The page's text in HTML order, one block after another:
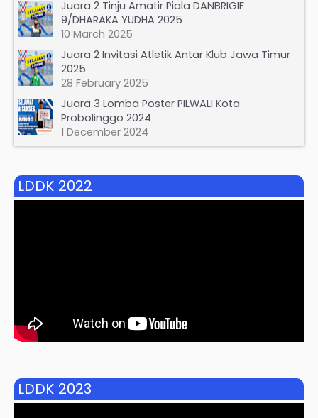
Juara 2 Tinju Amatir Piala DANBRIGIF
9/DHARAKA YUDHA 2025
10 March 2025
Juara 2 Invitasi Atletik Antar Klub Jawa Timur
2025
28 February 2025
Juara 3 Lomba Poster PILWALI Kota
Probolinggo 2024
1 December 2024
LDDK 2022
LDDK 2023